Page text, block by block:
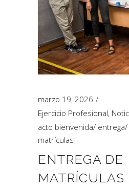
marzo 19, 2026
Ejercicio Profesional,
acto bienvenida/ entrega/
matrículas
ENTREGA DE